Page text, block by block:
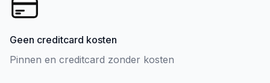
Geen creditcard kosten
Pinnen en creditcard zonder kosten